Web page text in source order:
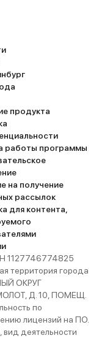
продукта
работы программы
на получение
рассылок
для контента,
1127746774825
территория города
ОКРУГ
Д. 10, ПОМЕЩ.
по
лицензий на ПО.
деятельности